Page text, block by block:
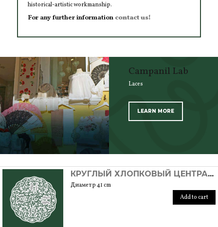
historical-artistic workmanship.
For any further information contact us!
Campanil Lab
Laces
LEARN MORE
КРУГЛЫЙ ХЛОПКОВЫЙ ЦЕНТРАЛЬНЫЙ ЭЛЕМЕНТ РУЧНОЙ РАБОТЫ С БУРАНСКИМ ШВОМ
Диаметр 41 cm
Add to cart